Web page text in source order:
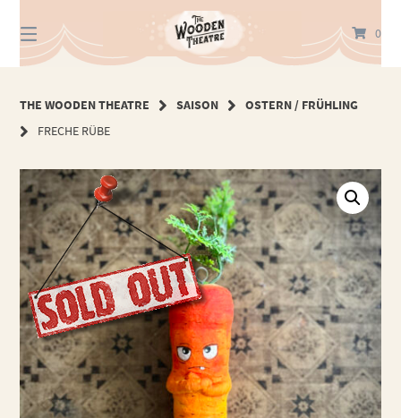
zum
Inhalt
0
THE WOODEN THEATRE SAISON
OSTERN / FRÜHLING
FRECHE RÜBE